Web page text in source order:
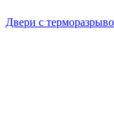
Двери с